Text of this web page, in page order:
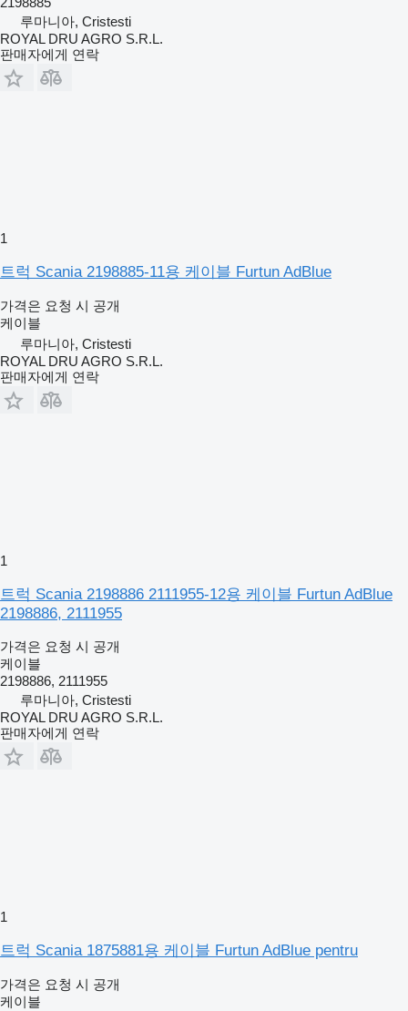
루마니아, Cristesti
ROYAL DRU AGRO S.R.L.
판매자에게 연락
1
트럭 Scania 2198885-11용 케이블 Furtun AdBlue
가격은 요청 시 공개
케이블
루마니아, Cristesti
ROYAL DRU AGRO S.R.L.
판매자에게 연락
1
트럭 Scania 2198886 2111955-12용 케이블 Furtun AdBlue
2198886, 2111955
가격은 요청 시 공개
케이블
2198886, 2111955
루마니아, Cristesti
ROYAL DRU AGRO S.R.L.
판매자에게 연락
1
트럭 Scania 1875881용 케이블 Furtun AdBlue pentru
가격은 요청 시 공개
케이블